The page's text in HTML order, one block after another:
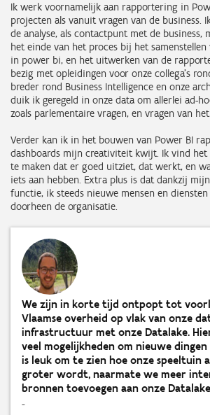
Ik werk voornamelijk aan rapportering in
projecten als vanuit vragen van de business.
de analyse, als contactpunt met de business,
het einde van het proces bij het samenstellen
in power bi, en het uitwerken van de
bezig met opleidingen voor onze collega's
breder rond Business Intelligence en onze
duik ik geregeld in onze data om allerlei ad-
zoals parlementaire vragen, en vragen van
Verder kan ik in het bouwen van Power BI
dashboards mijn creativiteit kwijt. Ik vind
te maken dat er goed uitziet, dat werkt, en
iets aan hebben. Extra plus is dat dankzij
functie, ik steeds nieuwe mensen en
doorheen de organisatie.
We zijn in korte tijd ontpopt tot
Vlaamse overheid op vlak van onze
infrastructuur met onze Datalake.
veel mogelijkheden om nieuwe
is leuk om te zien hoe onze speeltuin
groter wordt, naarmate we meer
bronnen toevoegen aan onze
-